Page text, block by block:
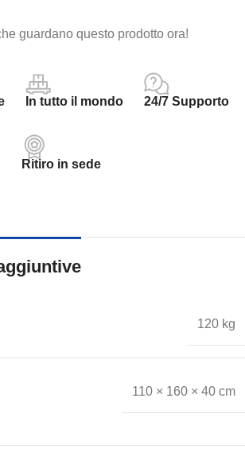
guardano questo prodotto ora!
In tutto il mondo 24/7 Supporto
Ritiro in sede
120 kg
110 × 160 × 40 cm